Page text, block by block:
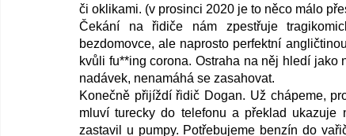
či oklikami. (v prosinci 2020 je to něco málo
Čekání na řidiče nám zpestřuje
bezdomovce, ale naprosto perfektní
kvůli fu**ing corona. Ostraha na něj hledí
nadávek, nenamáhá se zasahovat.
Konečně přijíždí řidič Dogan. Už chápeme,
mluví turecky do telefonu a překlad
zastavil u pumpy. Potřebujeme benzín do